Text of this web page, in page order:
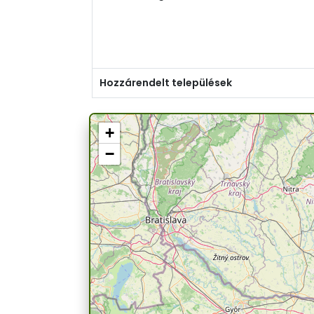
Hozzárendelt települések
+
−